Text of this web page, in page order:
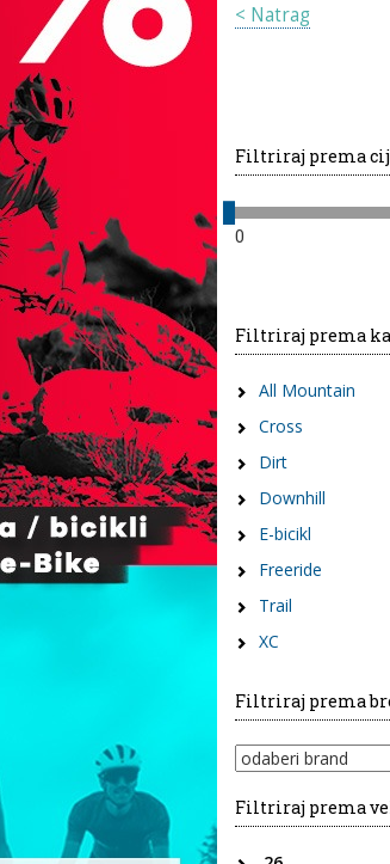
< Natrag
Filtriraj prema
0
Filtriraj prema
All Mountain
Cross
Dirt
Downhill
E-bicikl
Freeride
Trail
XC
Filtriraj prema
Filtriraj prema